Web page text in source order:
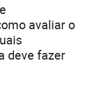
avaliar o
deve fazer